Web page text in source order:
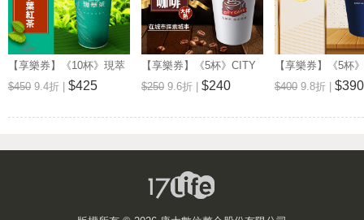
【享樂券】《10杯》現萃
茶-琥珀小葉紅茶(特大杯-
冰)
$450 9.4折 | $425
【享樂券】《5杯》CITY
CAFE-濃萃美式咖啡(大
杯-熱)
$250 9.6折 | $240
【享樂券】《5杯
PRIMA-精品美式(
$400 9.8折 | $390